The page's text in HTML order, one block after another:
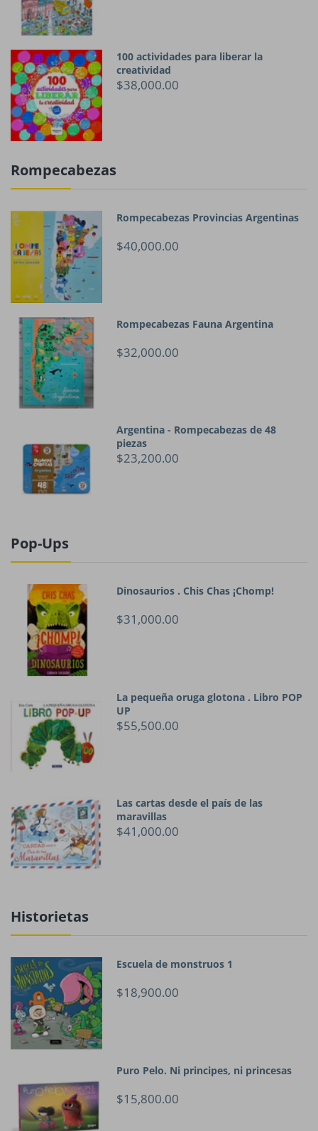
100 actividades para liberar la
creatividad
$38,000.00
Rompecabezas
Rompecabezas Provincias Argentinas
$40,000.00
Rompecabezas Fauna Argentina
$32,000.00
Argentina - Rompecabezas de 48
piezas
$23,200.00
Pop-Ups
Dinosaurios . Chis Chas ¡Chomp!
$31,000.00
La pequeña oruga glotona . Libro POP
UP
$55,500.00
Las cartas desde el país de las
maravillas
$41,000.00
Historietas
Escuela de monstruos 1
$18,900.00
Puro Pelo. Ni principes, ni princesas
$15,800.00